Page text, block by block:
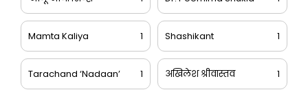
Mamta Kaliya 1 Shashikant 1
Tarachand ‘Nadaan’ 1 अखिलेश श्रीवास्तव 1